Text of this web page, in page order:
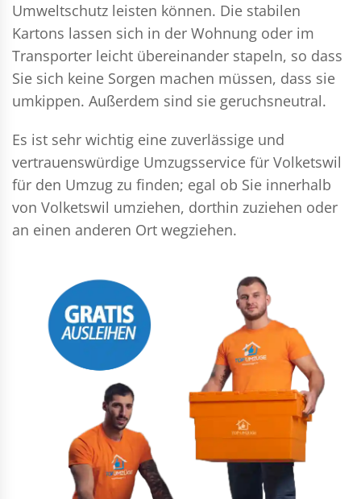
Umweltschutz leisten können. Die stabilen
Kartons lassen sich in der Wohnung oder im
Transporter leicht übereinander stapeln, so dass
Sie sich keine Sorgen machen müssen, dass sie
umkippen. Außerdem sind sie geruchsneutral.
Es ist sehr wichtig eine zuverlässige und
vertrauenswürdige Umzugsservice für Volketswil
für den Umzug zu finden; egal ob Sie innerhalb
von Volketswil umziehen, dorthin zuziehen oder
an einen anderen Ort wegziehen.